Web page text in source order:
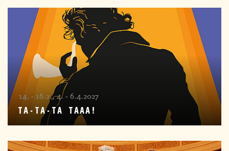
14. - 16.2., 4. - 6.4.2027
TA-TA-TA TAAA!